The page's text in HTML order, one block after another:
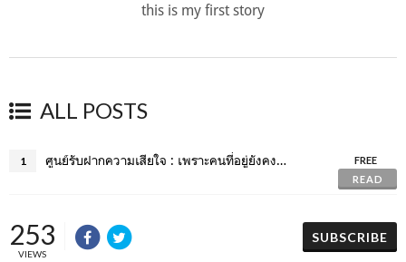
this is my first story
ALL POSTS
1 ศูนย์รับฝากความเสียใจ : เพราะคนที่อยู่ยังคงเจ็บปวด
FREE
READ
253
VIEWS
SUBSCRIBE